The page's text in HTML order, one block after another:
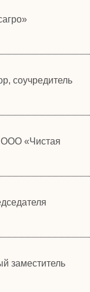
соучредитель
ООО «Чистая
заместитель